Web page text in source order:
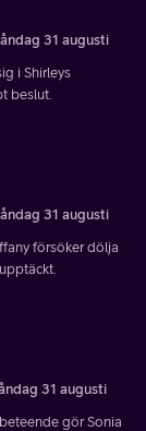
31 augusti
i Shirleys
beslut.
31 augusti
försöker dölja
31 augusti
gör Sonia